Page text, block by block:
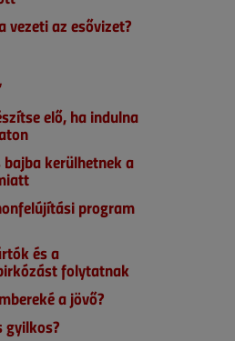
vezeti az esővizet?
elő, ha indulna
kerülhetnek a
program
és a
folytatnak
a jövő?
gyilkos?